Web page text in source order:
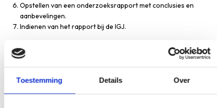
Toestemming Details Over
Opstellen van een onderzoeksrapport met conclusies en
aanbevelingen.
Indienen van het rapport bij de IGJ.
De onafhankelijkheid van de onderzoeker is cruciaal. Een intern
onderzoek door de eigen praktijk volstaat in de meeste
gevallen niet. De IGJ beoordeelt of het onderzoek voldoende
diepgang heeft en of de aanbevelingen adequaat zijn.